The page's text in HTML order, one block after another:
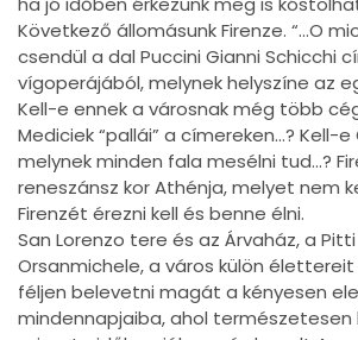
Következő állomásunk Firenze. “…O
csendül a dal Puccini Gianni Schicchi
vígoperájából, melynek helyszíne az
Kell-e ennek a városnak még több
Mediciek “pallái” a címereken…? Kell-
melynek minden fala mesélni tud…?
reneszánsz kor Athénja, melyet nem
Firenzét érezni kell és benne élni.
San Lorenzo tere és az Árvaház, a
Orsanmichele, a város külön
féljen belevetni magát a kényesen
mindennapjaiba, ahol természetesen